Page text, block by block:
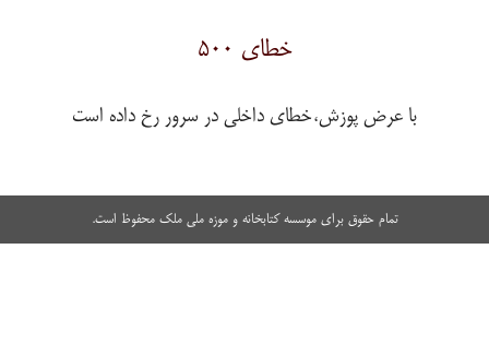
خطای ۵۰۰
با عرض پوزش،خطای داخلی در سرور رخ داده است
تمام حقوق برای موسسه کتابخانه و موزه ملی ملک محفوظ است.